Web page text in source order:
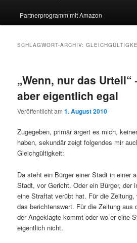
Partnerprogramm mit Amazon
SCHLAGWORT-ARCHIV:
„Wenn, nur das Urteil“
aber eigentlich egal
Veröffentlicht am1. August 2010
Zugegeben, primär ärgert es mich,
haben, sekundär zeigt folgendes mir
Gleichgültigkeit:
Da steht ein Bürger einer Stadt in einer
Stadt, vor Gericht. Oder ein Bürger, der
eine Straftat verübt hat. Für die
das berichtenswert. Für die Zeitung aus
der Angeklagte kommt oder wo er eine
eigentlich nicht.